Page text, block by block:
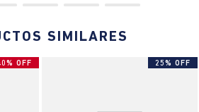
SIMILARES
OFF 25% OFF